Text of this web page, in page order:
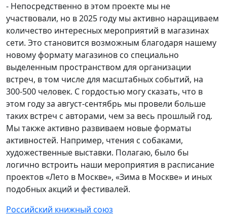
- Непосредственно в этом проекте мы не
участвовали, но в 2025 году мы активно наращиваем
количество интересных мероприятий в магазинах
сети. Это становится возможным благодаря нашему
новому формату магазинов со специально
выделенным пространством для организации
встреч, в том числе для масштабных событий, на
300-500 человек. С гордостью могу сказать, что в
этом году за август-сентябрь мы провели больше
таких встреч с авторами, чем за весь прошлый год.
Мы также активно развиваем новые форматы
активностей. Например, чтения с собаками,
художественные выставки. Полагаю, было бы
логично встроить наши мероприятия в расписание
проектов «Лето в Москве», «Зима в Москве» и иных
подобных акций и фестивалей.
Российский книжный союз